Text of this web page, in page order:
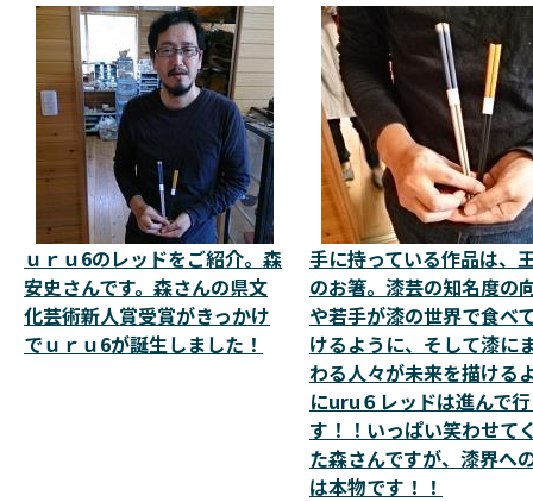
ｕｒｕ6のレッドをご紹介。森
安史さんです。森さんの県文
化芸術新人賞受賞がきっかけ
でｕｒｕ6が誕生しました！
手に持っている作品は、
のお箸。漆芸の知名度の
や若手が漆の世界で食べ
けるように、そして漆に
わる人々が未来を描ける
にuru６レッドは進んで
す！！いっぱい笑わせて
た森さんですが、漆界へ
は本物です！！